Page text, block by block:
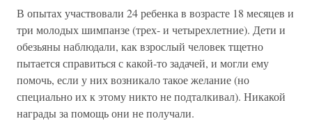
В опытах участвовали 24 ребенка в возрасте 18 месяцев и
три молодых шимпанзе (трех- и четырехлетние). Дети и
обезьяны наблюдали, как взрослый человек тщетно
пытается справиться с какой-то задачей, и могли ему
помочь, если у них возникало такое желание (но
специально их к этому никто не подталкивал). Никакой
награды за помощь они не получали.